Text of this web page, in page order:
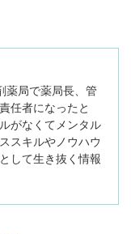
薬局で薬局長、管
任者になったと
がなくてメンタル
スキルやノウハウ
して生き抜く情報